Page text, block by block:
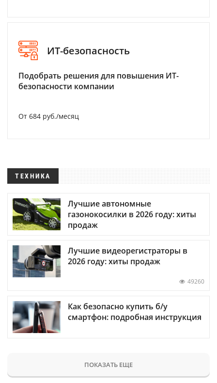
ИТ-безопасность
Подобрать решения для повышения ИТ-
безопасности компании
От 684 руб./месяц
ТЕХНИКА
Лучшие автономные
газонокосилки в 2026 году: хиты
продаж
Лучшие видеорегистраторы в
2026 году: хиты продаж
49260
Как безопасно купить б/у
смартфон: подробная инструкция
ПОКАЗАТЬ ЕЩЕ